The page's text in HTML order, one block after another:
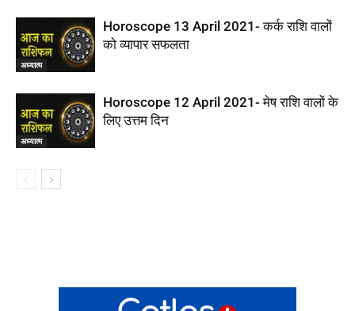
अध्यात्म
Horoscope 13 April 2021- कर्क राशि वालों
को व्यापार सफलता
अध्यात्म
Horoscope 12 April 2021- मेष राशि वालों के
लिए उत्तम दिन